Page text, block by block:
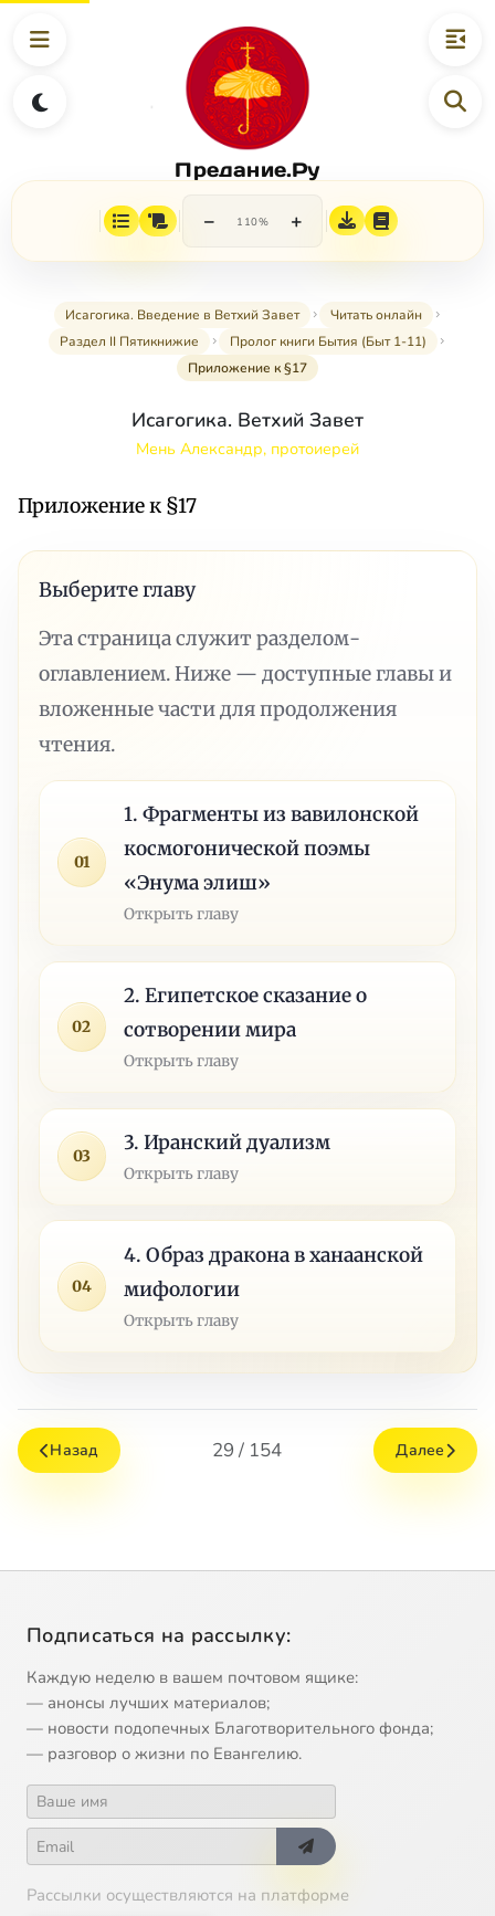
Предание.Ру
− 110% +
Исагогика. Введение в Ветхий Завет
Читать онлайн
Раздел II Пятикнижие
Пролог книги Бытия (Быт 1-11)
Приложение к §17
Исагогика. Ветхий Завет
Мень Александр, протоиерей
Приложение к §17
Выберите главу
Эта страница служит разделом-
оглавлением. Ниже — доступные главы и
вложенные части для продолжения
чтения.
01
1. Фрагменты из вавилонской
космогонической поэмы
«Энума элиш»
Открыть главу
02
2. Египетское сказание о
сотворении мира
Открыть главу
03
3. Иранский дуализм
Открыть главу
04
4. Образ дракона в ханаанской
мифологии
Открыть главу
Назад 29 / 154 Далее
Подписаться на рассылку:
Каждую неделю в вашем почтовом ящике:
— анонсы лучших материалов;
— новости подопечных Благотворительного фонда;
— разговор о жизни по Евангелию.
Рассылки осуществляются на платформе